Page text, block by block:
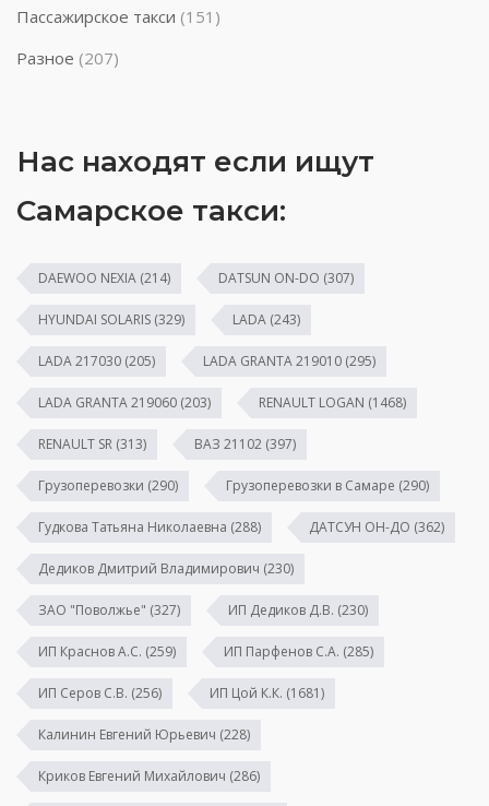
Пассажирское такси (151)
Разное (207)
Нас находят если ищут
Самарское такси:
DAEWOO NEXIA (214) DATSUN ON-DO (307)
HYUNDAI SOLARIS (329) LADA (243)
LADA 217030 (205) LADA GRANTA 219010 (295)
LADA GRANTA 219060 (203) RENAULT LOGAN (1468)
RENAULT SR (313) ВАЗ 21102 (397)
Грузоперевозки (290) Грузоперевозки в Самаре (290)
Гудкова Татьяна Николаевна (288) ДАТСУН ОН-ДО (362)
Дедиков Дмитрий Владимирович (230)
ЗАО "Поволжье" (327) ИП Дедиков Д.В. (230)
ИП Краснов А.С. (259) ИП Парфенов С.А. (285)
ИП Серов С.В. (256) ИП Цой К.К. (1681)
Калинин Евгений Юрьевич (228)
Криков Евгений Михайлович (286)